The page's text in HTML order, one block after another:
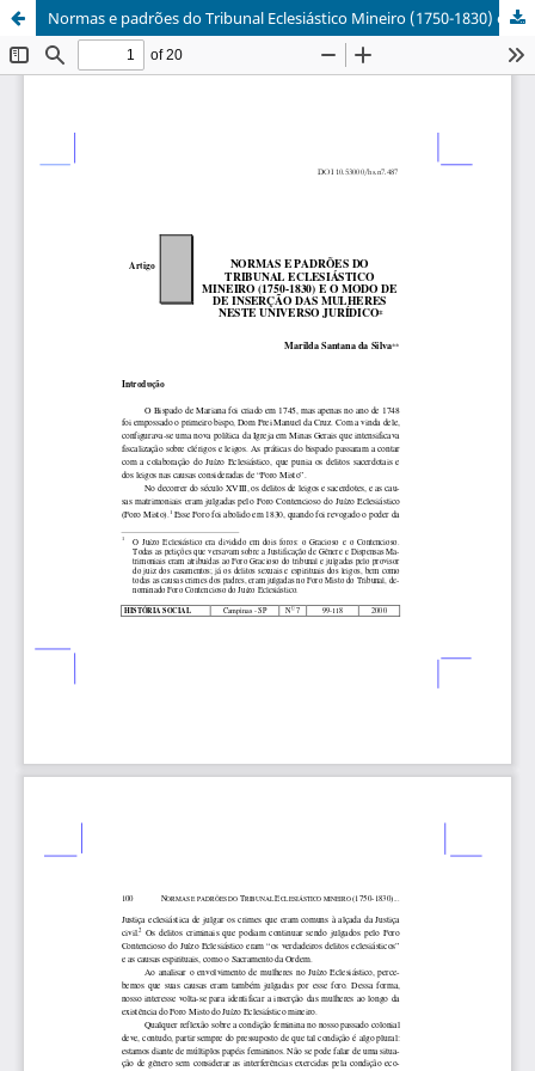
Normas e padrões do Tribunal Eclesiástico Mineiro (1750-1830) e o modo de inserção das mulheres neste universo jurídico